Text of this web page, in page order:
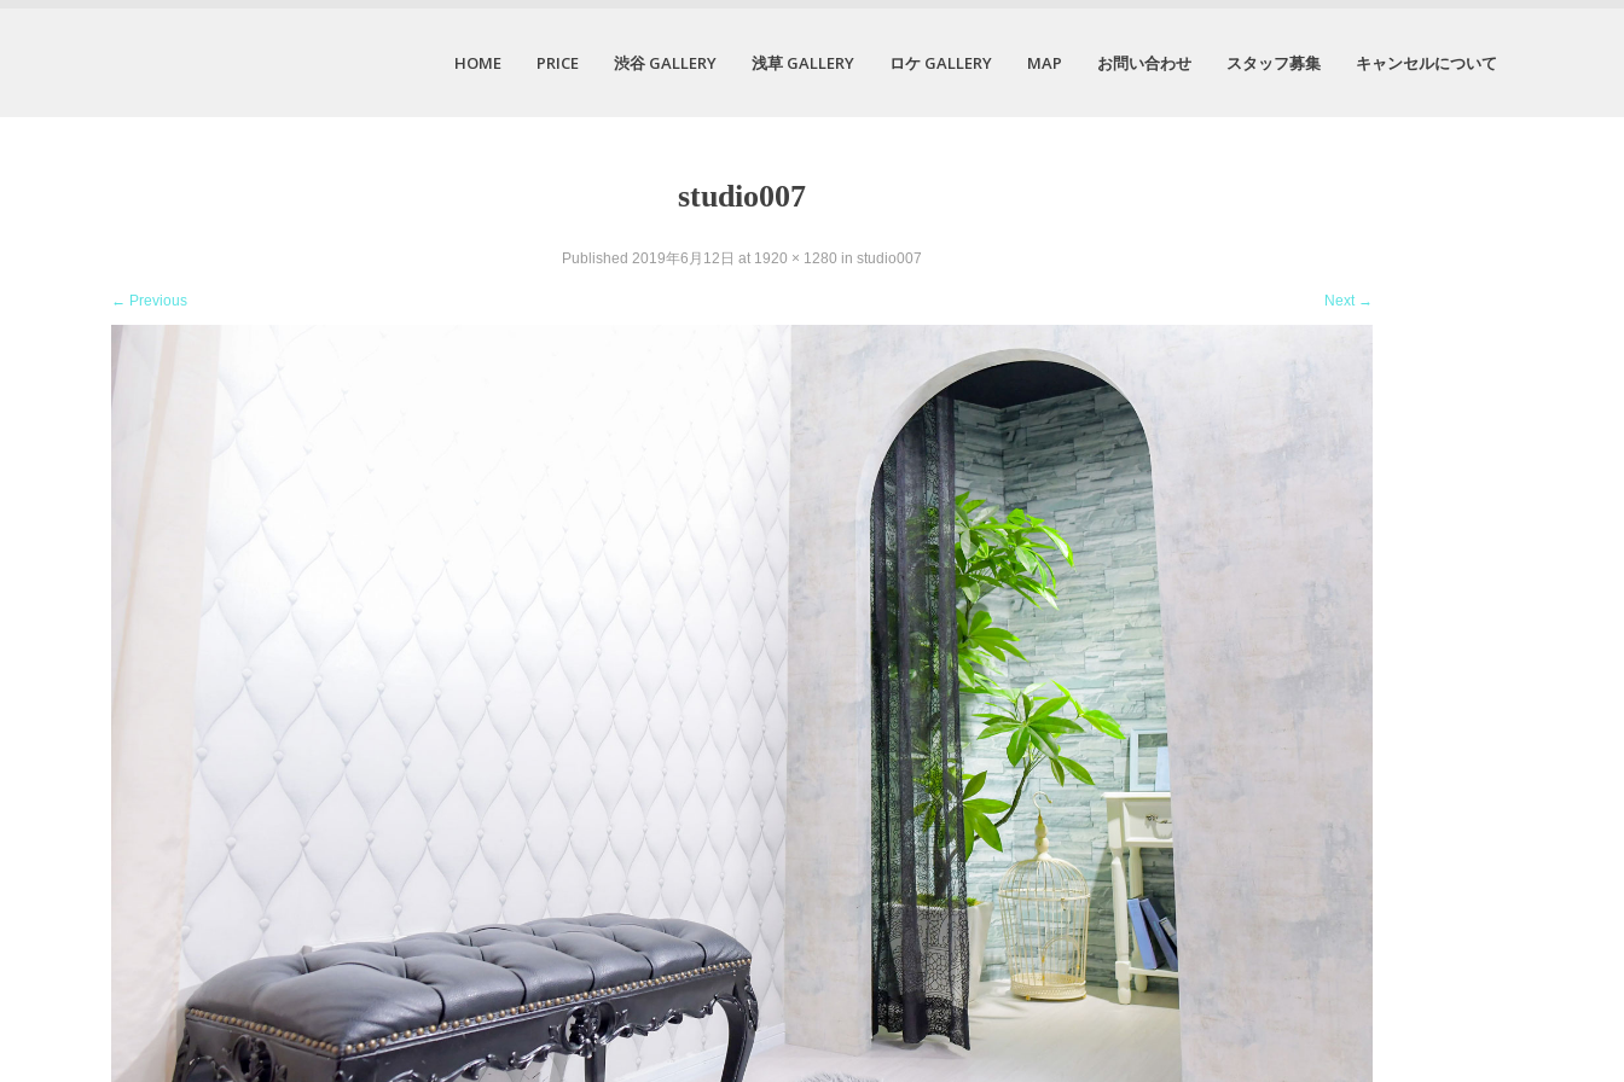
HOME PRICE 渋谷 GALLERY 浅草 GALLERY ロケ GALLERY MAP お問い合わせ スタッフ募集 キャンセルについて
studio007
Published 2019年6月12日 at 1920 × 1280 in studio007
← Previous Next →